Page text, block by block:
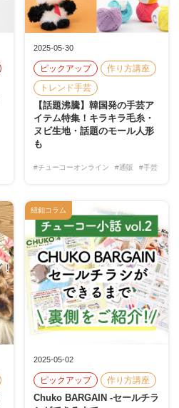
2025-05-30
ピックアップ
作り方講座
トレンド手芸
【話題沸騰】韓国発の手芸ア
イテム特集！キラキラ毛糸・
ヌビ生地・話題のモール人形
も
#チューコーオンライン #通販 #手芸
2025-05-02
ピックアップ 作り方講座
Chuko BARGAIN -セールチラ
紐釦コラム